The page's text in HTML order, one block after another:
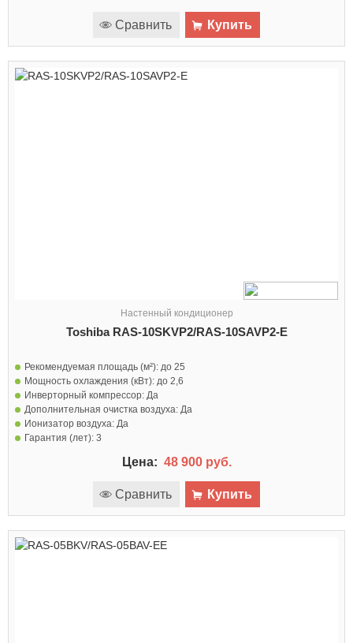
Сравнить Купить
Настенный кондиционер
Toshiba RAS-10SKVP2/RAS-10SAVP2-E
Рекомендуемая площадь (м²): до 25
Мощность охлаждения (кВт): до 2,6
Инверторный компрессор: Да
Дополнительная очистка воздуха: Да
Ионизатор воздуха: Да
Гарантия (лет): 3
Цена: 48 900 руб.
Сравнить Купить